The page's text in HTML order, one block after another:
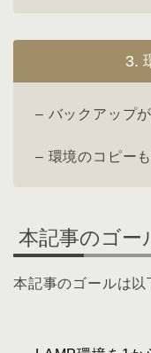
3.
– バックアップ
– 環境のコピー
本記事のゴー
本記事のゴールは以